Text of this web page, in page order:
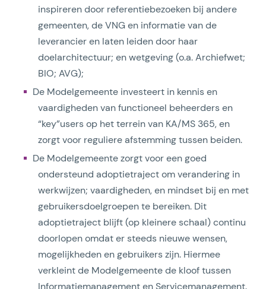
inspireren door referentiebezoeken bij andere
gemeenten, de VNG en informatie van de
leverancier en laten leiden door haar
doelarchitectuur; en wetgeving (o.a. Archiefwet;
BIO; AVG);
De Modelgemeente investeert in kennis en
vaardigheden van functioneel beheerders en
“key”users op het terrein van KA/MS 365, en
zorgt voor reguliere afstemming tussen beiden.
De Modelgemeente zorgt voor een goed
ondersteund adoptietraject om verandering in
werkwijzen; vaardigheden, en mindset bij en met
gebruikersdoelgroepen te bereiken. Dit
adoptietraject blijft (op kleinere schaal) continu
doorlopen omdat er steeds nieuwe wensen,
mogelijkheden en gebruikers zijn. Hiermee
verkleint de Modelgemeente de kloof tussen
Informatiemanagement en Servicemanagement.